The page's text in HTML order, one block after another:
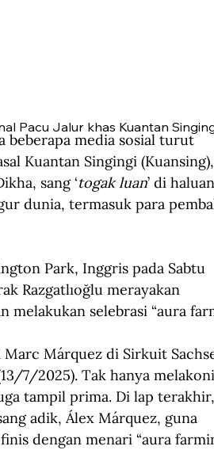
Pacu Jalur khas Kuantan
beberapa media sosial turut
Kuantan Singingi
sang ‘togak luan’ di
dunia, termasuk para
Park, Inggris pada Sabtu
Razgatlıoğlu merayakan
selebrasi “aura
Márquez di Sirkuit
7/2025). Tak hanya melakoni
tampil prima. Di lap
adik, Álex Márquez, guna
dengan menari “aura